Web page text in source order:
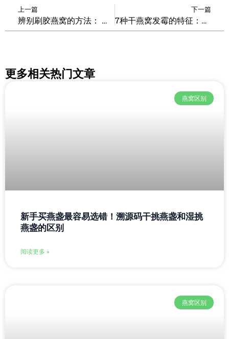
Prev
上一篇
辨别刷胶燕窝的方法： 简单几招教你如何辨别溯源码燕窝是否刷胶
下一篇
7种干燕窝发霉的特征：你的溯源码燕窝发霉了！
更多相关热门文章
燕窝区别
新手买燕盏最容易选错！溯源码干挑燕盏和湿挑
燕盏的区别
阅读更多 »
燕窝区别